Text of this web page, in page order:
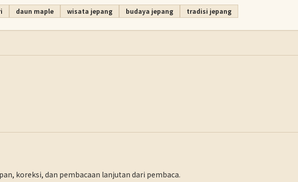
daun maple wisata jepang budaya jepang tradisi jepang
koreksi, dan pembacaan lanjutan dari pembaca.